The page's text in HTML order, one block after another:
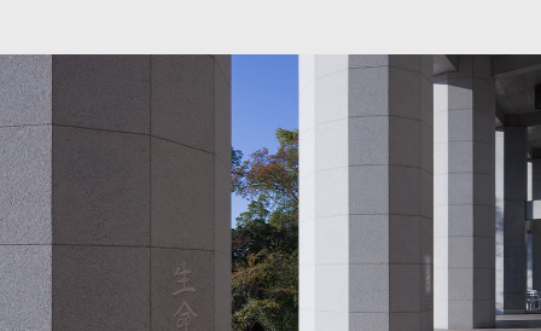
大学院
教育・社会連携